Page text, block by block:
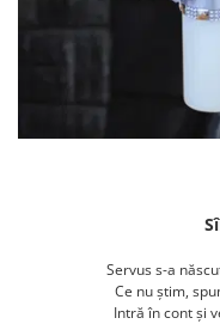
Servus s-a
Ce nu știm,
Intră în cont și